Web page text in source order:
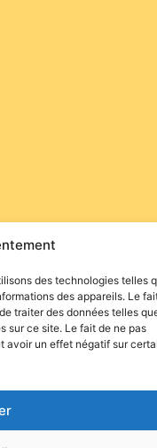
des technologies telles
des appareils. Le
traiter des données telles
sur ce site. Le fait de ne pas
avoir un effet négatif sur